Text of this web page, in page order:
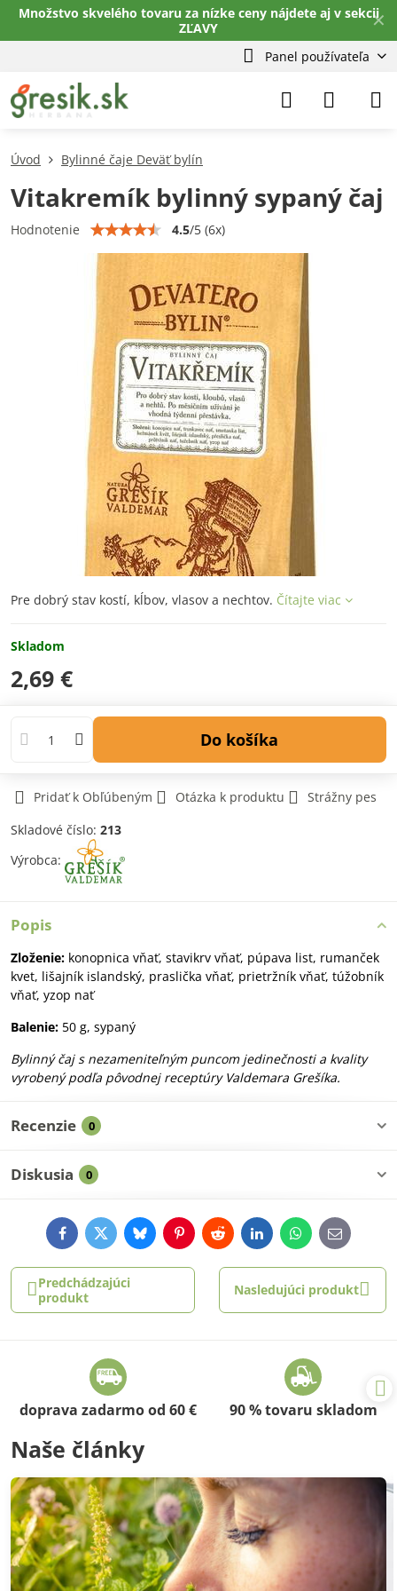
✕
Množstvo skvelého tovaru za nízke ceny nájdete aj v sekcii
ZĽAVY
Panel používateľa
Úvod Bylinné čaje Deväť bylín
Vitakremík bylinný sypaný čaj
Hodnotenie 4.5/5 (6x)
Pre dobrý stav kostí, kĺbov, vlasov a nechtov. Čítajte viac
Skladom
2,69 €
Do košíka
Pridať k Obľúbeným Otázka k produktu
Strážny pes
Skladové číslo: 213
Výrobca:
Popis
Zloženie: konopnica vňať, stavikrv vňať, púpava list, rumanček
kvet, lišajník islandský, praslička vňať, prietržník vňať, túžobník
vňať, yzop nať
Balenie: 50 g, sypaný
Bylinný čaj s nezameniteľným puncom jedinečnosti a kvality
vyrobený podľa pôvodnej receptúry Valdemara Grešíka.
Recenzie 0
Diskusia 0
FacebookTwitterBlueskyPinterestRedditLinkedInWhatsApp
E-
mail
Predchádzajúci
produkt
Nasledujúci produkt
doprava zadarmo od 60 € 90 % tovaru skladom
Naše články